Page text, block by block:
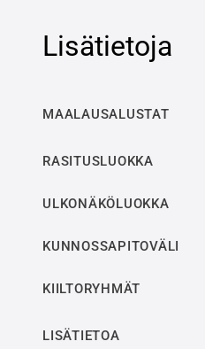
Lisätietoja
MAALAUSALUSTAT
RASITUSLUOKKA
ULKONÄKÖLUOKKA
KUNNOSSAPITOVÄLI
KIILTORYHMÄT
LISÄTIETOA